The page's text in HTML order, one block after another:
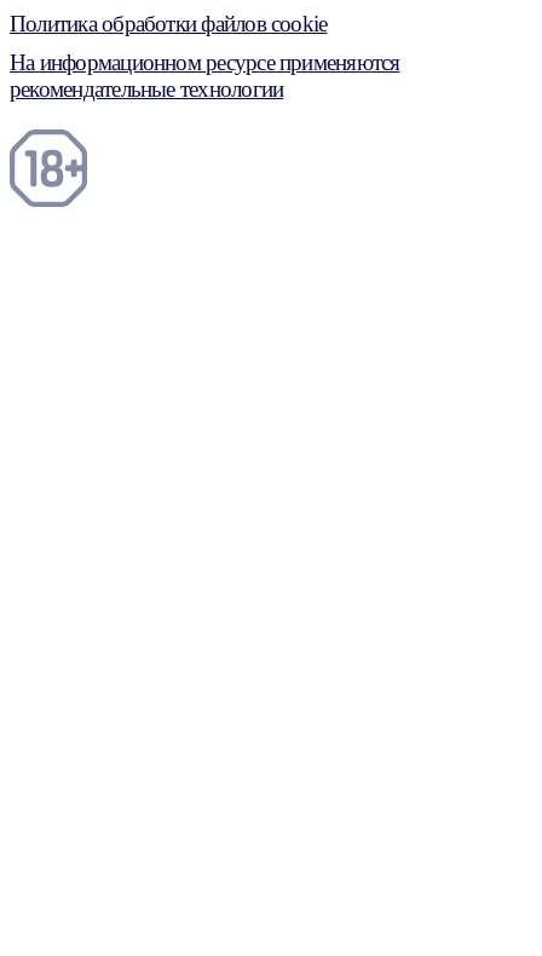
Политика обработки файлов cookie
На информационном ресурсе применяются
рекомендательные технологии